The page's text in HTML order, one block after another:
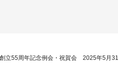
立55周年記念例会・祝賀会 2025年5月31